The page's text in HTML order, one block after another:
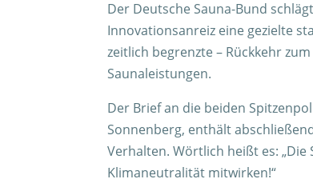
Der Deutsche Sauna-Bund
Innovationsanreiz eine gezielte
zeitlich begrenzte – Rückkehr
Saunaleistungen.
Der Brief an die beiden
Sonnenberg, enthält
Verhalten. Wörtlich heißt es:
Klimaneutralität mitwirken!“